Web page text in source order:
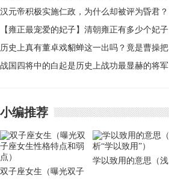
话？
汉元帝积极实施仁政，为什么却被评为昏君？
【雍正最宠爱的妃子】清朝雍正有多少个妃子
雍正最宠爱的妃子
历史上真有董卓戏貂蝉这一出吗？竟是曹操把
貂蝉献给董卓
战国四将中的白起是历史上战功最显赫的将军
小编推荐
双子座女生（曝光双子
学以致用的意思（浅